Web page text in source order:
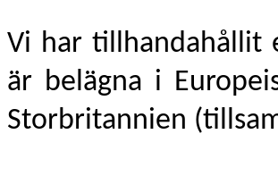
Vi har tillhandahållit
är belägna i
Storbritannien